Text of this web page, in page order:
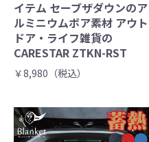
イテム セーブザダウンのア
ルミニウムボア素材 アウト
ドア・ライフ雑貨の
CARESTAR ZTKN-RST
￥8,980（税込）